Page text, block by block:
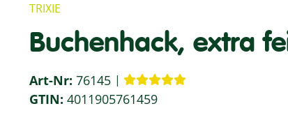
TRIXIE
Buchenhack, extra
Art-Nr: 76145
GTIN: 4011905761459